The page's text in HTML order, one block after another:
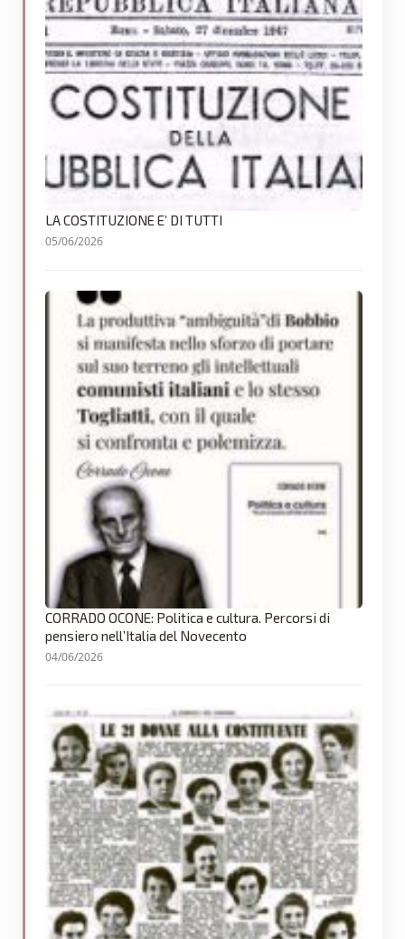
LA COSTITUZIONE E’ DI TUTTI
05/06/2026
CORRADO OCONE: Politica e cultura. Percorsi di
pensiero nell’Italia del Novecento
04/06/2026